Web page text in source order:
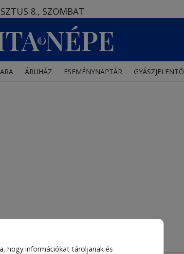
hogy információkat tároljanak és
8., SZOMBAT
ÁRUHÁZ ESEMÉNYNAPTÁR GYÁSZJELENTŐ